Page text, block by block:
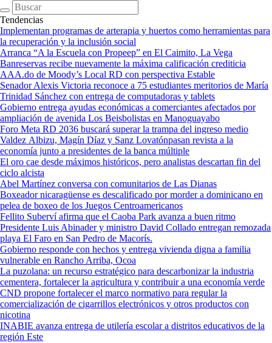
Tendencias
Implementan programas de arterapia y huertos como herramientas para
la recuperación y la inclusión social
Arranca “A la Escuela con Propeep” en El Caimito, La Vega
Banreservas recibe nuevamente la máxima calificación crediticia
AAA.do de Moody’s Local RD con perspectiva Estable
Senador Alexis Victoria reconoce a 75 estudiantes meritorios de María
Trinidad Sánchez con entrega de computadoras y tablets
Gobierno entrega ayudas económicas a comerciantes afectados por
ampliación de avenida Los Beisbolistas en Manoguayabo
Foro Meta RD 2036 buscará superar la trampa del ingreso medio
Valdez Albizu, Magín Díaz y Sanz Lovatónpasan revista a la
economía junto a presidentes de la banca múltiple
El oro cae desde máximos históricos, pero analistas descartan fin del
ciclo alcista
Abel Martínez conversa con comunitarios de Las Dianas
Boxeador nicaragüense es descalificado por morder a dominicano en
pelea de boxeo de los Juegos Centroamericanos
Fellito Suberví afirma que el Caoba Park avanza a buen ritmo
Presidente Luis Abinader y ministro David Collado entregan remozada
playa El Faro en San Pedro de Macorís.
Gobierno responde con hechos y entrega vivienda digna a familia
vulnerable en Rancho Arriba, Ocoa
La puzolana: un recurso estratégico para descarbonizar la industria
cementera, fortalecer la agricultura y contribuir a una economía verde
CND propone fortalecer el marco normativo para regular la
comercialización de cigarrillos electrónicos y otros productos con
nicotina
INABIE avanza entrega de utilería escolar a distritos educativos de la
región Este